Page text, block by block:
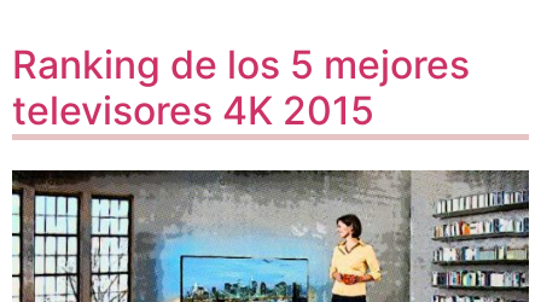
Ranking de los 5 mejores
televisores 4K 2015